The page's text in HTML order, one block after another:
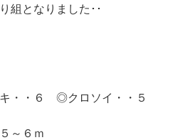
組となりました･･
・・６ ◎クロソイ・・５
～６ｍ